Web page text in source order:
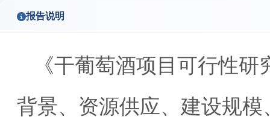
报告说明
《干葡萄酒项目可行性
背景、资源供应、建设规